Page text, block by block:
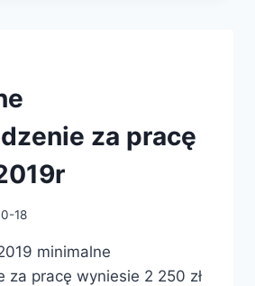
za pracę
18
minimalne
za pracę wyniesie 2 250 zł